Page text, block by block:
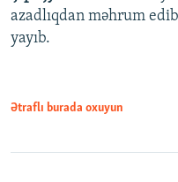
azadlıqdan məhrum
yayıb.
Ətraflı burada oxuyun